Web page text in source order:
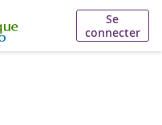
Se
connecter